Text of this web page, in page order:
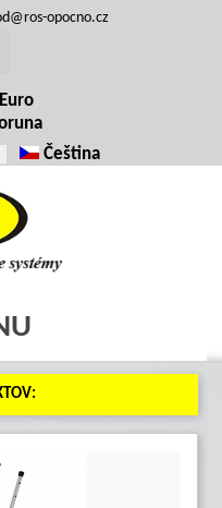
opocno.cz
Euro
Čeština